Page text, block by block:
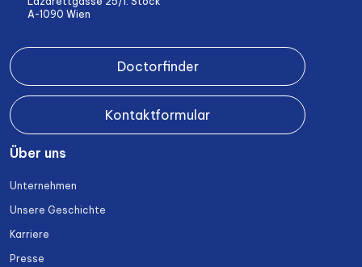
A-1090 Wien
Doctorfinder
Kontaktformular
Über uns
Unternehmen
Unsere Geschichte
Karriere
Presse